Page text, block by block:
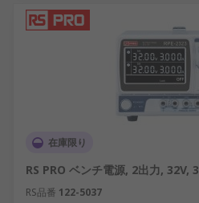
在庫限り
RS PRO ベンチ電源, 2出力, 32V,
RS品番 122-5037